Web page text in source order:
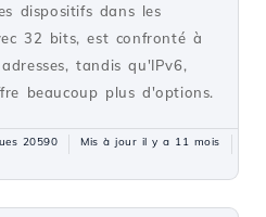
dispositifs dans les
32 bits, est confronté à
tandis qu'IPv6,
beaucoup plus d'options.
20590
Mis à jour il y a 11 mois